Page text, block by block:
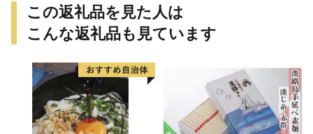
この返礼品を見た人は
こんな返礼品も見ています